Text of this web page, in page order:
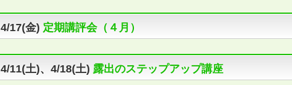
4/17(金) 定期講評会（４月）
4/11(土)、4/18(土) 露出のステップアップ講座